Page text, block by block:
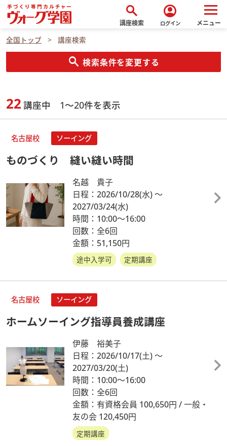
search
講座検索
account_circle
ログイン メニュー
全国トップ 講座検索
search 検索条件を変更する
22 講座中 1～20件を表示
名古屋校 ソーイング
ものづくり 縫い縫い時間
名越 貴子
日程：2026/10/28(水)～
2027/03/24(水)
時間：10:00～16:00
回数：全6回
金額：51,150円
途中入学可 定期講座
名古屋校 ソーイング
ホームソーイング指導員養成講座
伊藤 裕美子
日程：2026/10/17(土)～
2027/03/20(土)
時間：10:00～16:00
回数：全6回
金額：有資格会員 100,650円 / 一般・
友の会 120,450円
定期講座